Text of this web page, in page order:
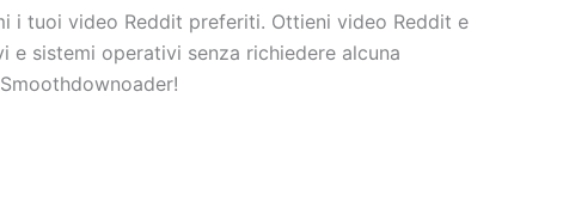
i tuoi video Reddit preferiti. Ottieni video Reddit e
sistemi operativi senza richiedere alcuna